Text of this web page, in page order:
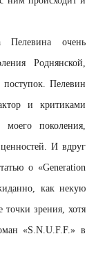
Пелевина очень
Роднянской,
Пелевин
и критиками
поколения,
И вдруг
о «Generation
как некую
зрения, хотя
«S.N.U.F.F.» в